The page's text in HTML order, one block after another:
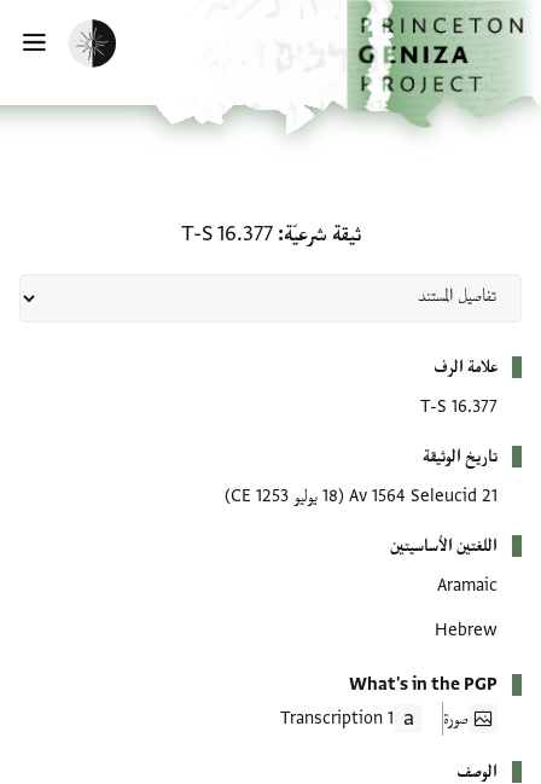
إلى المحتوى الرئيسي
الرئيسية
تفعيل الوضع المظلم
ثيقة شرعيّة T-S 16.377
علامة الرف
T-S 16.377
تاريخ الوثيقة
21 Av 1564 Seleucid
(18 يوليو 1253 CE)
اللغتين الأساسيتين
Aramaic
Hebrew
What's in the PGP
صورة
1 Transcription
الوصف